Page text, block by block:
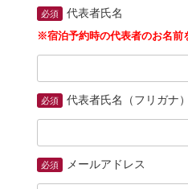
必須
代表者氏名
※宿泊予約時の代表者のお名前
必須 代表者氏名（フリガナ）
必須 メールアドレス